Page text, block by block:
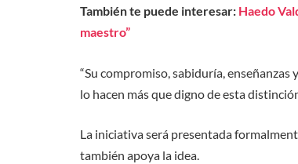
También te puede interesar: Haedo
maestro”
“Su compromiso, sabiduría,
lo hacen más que digno de esta
La iniciativa será presentada
también apoya la idea.